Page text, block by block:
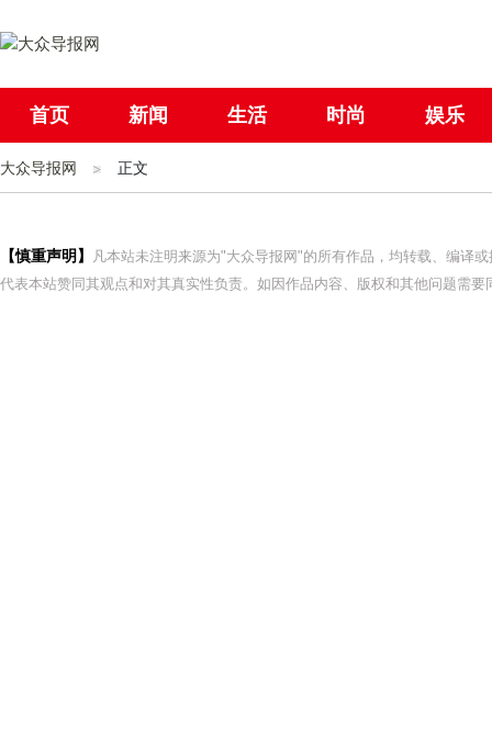
首页 新闻 生活 时尚 娱乐
社会 国际
大众导报网 正文
【慎重声明】
凡本站未注明来源为"大众导报网"的所有作品，均转载、编译
代表本站赞同其观点和对其真实性负责。如因作品内容、版权和其他问题需